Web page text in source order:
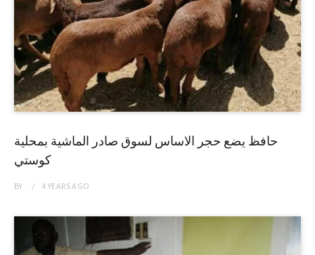
حافظ يضع حجر الاساس لسوق صادر الماشية بمحلية
كوستي
BY 4 YEARSAGO